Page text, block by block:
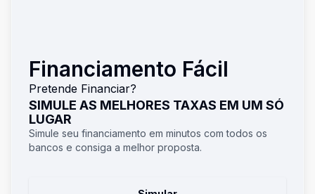
Financiamento Fácil
Pretende Financiar?
SIMULE AS MELHORES TAXAS EM UM SÓ
LUGAR
Simule seu financiamento em minutos com todos os
bancos e consiga a melhor proposta.